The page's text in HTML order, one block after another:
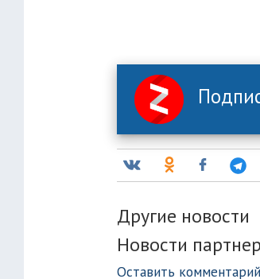
Другие новости
Новости
Оставить комментарий